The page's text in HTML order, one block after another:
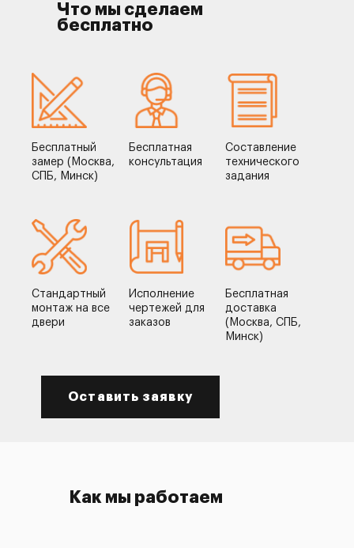
Что мы сделаем
бесплатно
Бесплатный
замер (Москва,
СПБ, Минск)
Бесплатная
консультация
Составление
технического
задания
Стандартный
монтаж на все
двери
Исполнение
чертежей для
заказов
Бесплатная
доставка
(Москва, СПБ,
Минск)
Оставить заявку
Как мы работаем